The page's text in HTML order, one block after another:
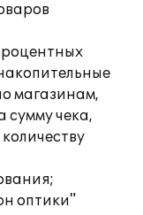
магазинам,
сумму чека,
оптики"